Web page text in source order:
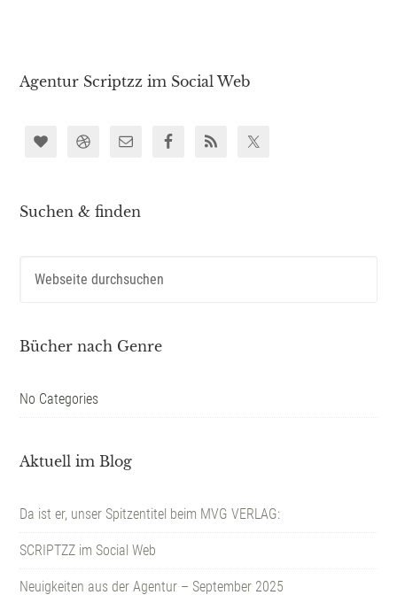
Agentur Scriptzz im Social Web
Suchen & finden
Bücher nach Genre
No Categories
Aktuell im Blog
Da ist er, unser Spitzentitel beim MVG VERLAG:
SCRIPTZZ im Social Web
Neuigkeiten aus der Agentur – September 2025